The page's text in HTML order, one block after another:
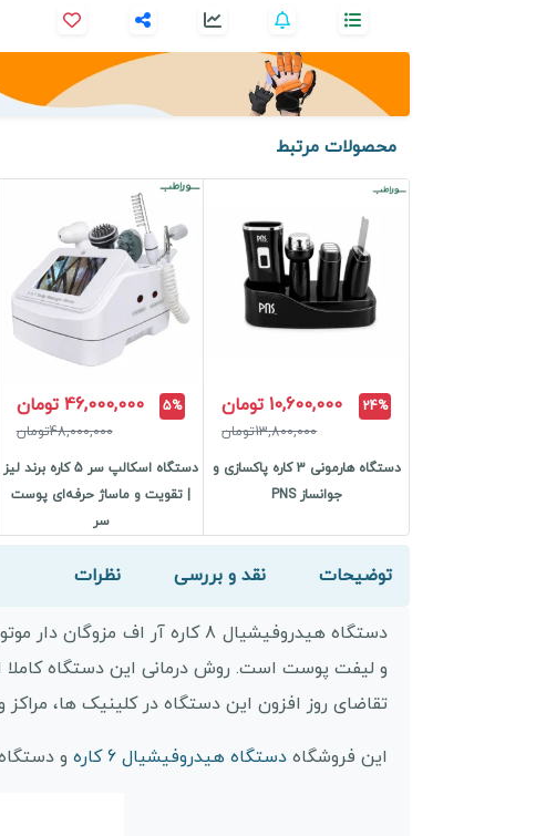
محصولات مرتبط
24% 10,600,000 تومان
13,800,000تومان
دستگاه هارمونی 3 کاره پاکسازی و
جوانساز PNS
5% 46,000,000 تومان
48,000,000تومان
دستگاه اسکالپ سر 5 کاره برند لیز
| تقویت و ماساژ حرفه‌ای پوست
سر
توضیحات نقد و بررسی نظرات
و لیفت پوست است. روش درمانی این دستگاه کاملا
تقاضای روز افزون این دستگاه در کلینیک ها،
این فروشگاه دستگاه هیدروفیشیال 6 کاره و دستگاه